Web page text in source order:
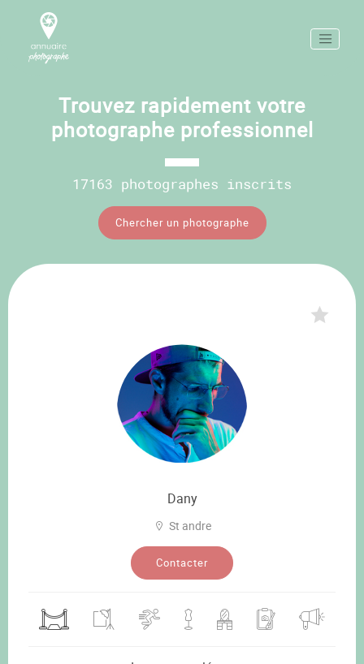
Trouvez rapidement votre
photographe professionnel
17163 photographes inscrits
Chercher un photographe
Dany
St andre
Contacter